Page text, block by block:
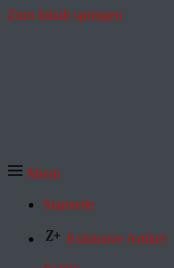
Zum Inhalt springen
Menü
Startseite
Exklusive Artikel